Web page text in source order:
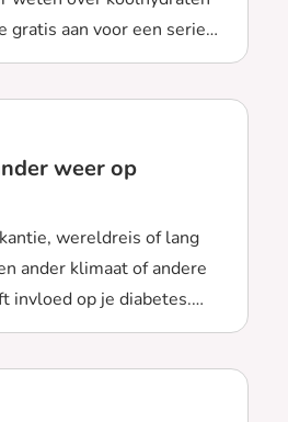
gratis aan voor een serie
helpen.
e-mailserie 'Voeding en diabetes'
weer op
wereldreis of lang
ander klimaat of andere
invloed op je diabetes.
van ander weer op diabetes